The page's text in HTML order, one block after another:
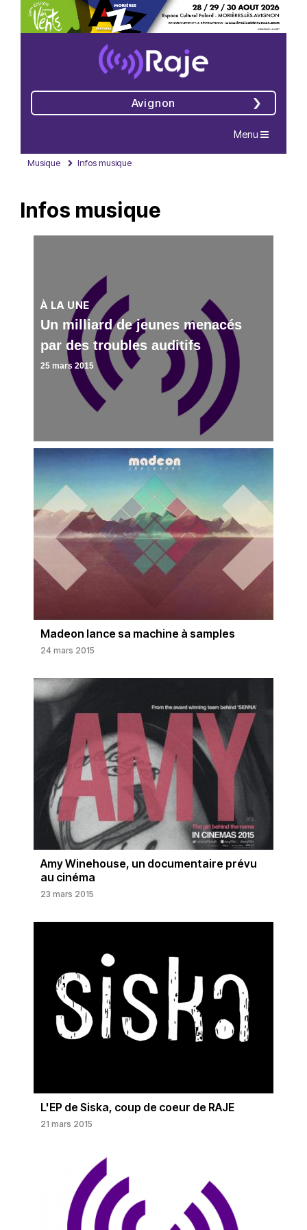
Avignon
Navigation
Menu
Musique Infos musique
Infos musique
À LA UNE
Un milliard de jeunes menacés
par des troubles auditifs
25 mars 2015
Madeon lance sa machine à samples
24 mars 2015
Amy Winehouse, un documentaire prévu
au cinéma
23 mars 2015
L'EP de Siska, coup de coeur de RAJE
21 mars 2015